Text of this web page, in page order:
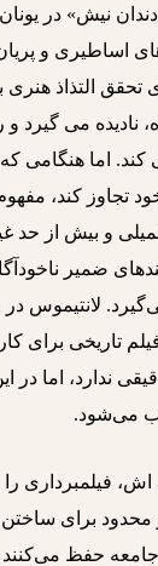
نیش» در
اساطیری و
التذاذ
نادیده می گیرد
اما هنگامی که
تجاوز کند،
و بیش از حد
ضمیر
لانتیموس
تاریخی
ندارد، اما در
می‌شود.
اش، فیلمبرداری
برای ساختن
جامعه حفظ